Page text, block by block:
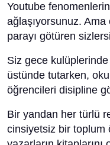
Youtube
ağlaşıyorsunuz.
parayı götüren
Siz gece
üstünde tutarken,
öğrencileri disipline
Bir yandan her türlü
cinsiyetsiz bir toplum